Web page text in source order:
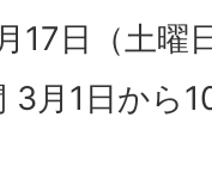
17日（土曜
3月1日から